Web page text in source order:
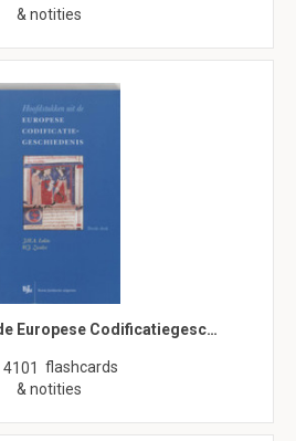
& notities
Europese Codificatiegesc…
4101 flashcards
& notities